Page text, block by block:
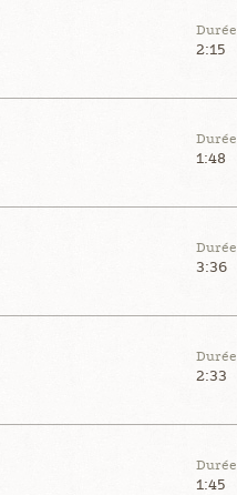
Durée
2:15
Durée
1:48
Durée
3:36
Durée
2:33
Durée
1:45